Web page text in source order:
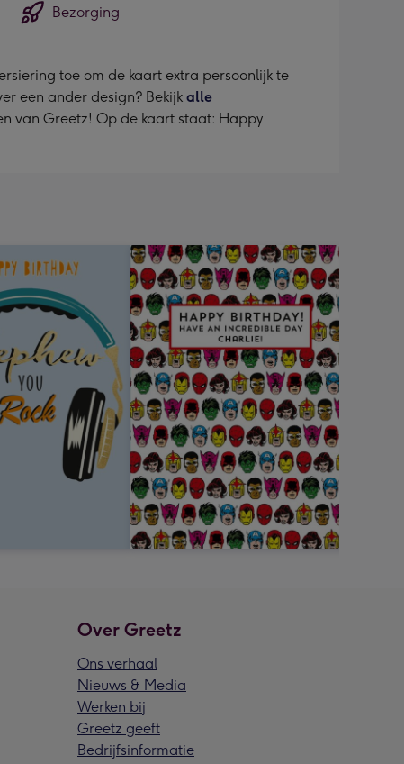
Bezorging
toe om de kaart extra persoonlijk te
een ander design? Bekijk alle
van Greetz! Op de kaart staat: Happy
Over Greetz
Ons verhaal
Nieuws & Media
Werken bij
Greetz geeft
Bedrijfsinformatie